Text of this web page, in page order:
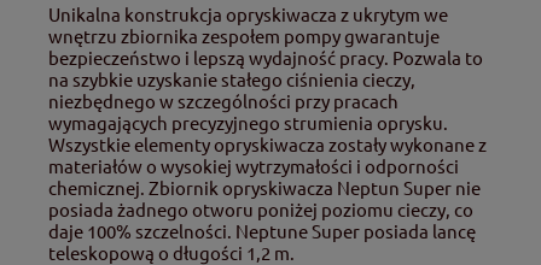
Unikalna konstrukcja opryskiwacza z ukrytym we
wnętrzu zbiornika zespołem pompy gwarantuje
bezpieczeństwo i lepszą wydajność pracy. Pozwala to
na szybkie uzyskanie stałego ciśnienia cieczy,
niezbędnego w szczególności przy pracach
wymagających precyzyjnego strumienia oprysku.
Wszystkie elementy opryskiwacza zostały wykonane z
materiałów o wysokiej wytrzymałości i odporności
chemicznej. Zbiornik opryskiwacza Neptun Super nie
posiada żadnego otworu poniżej poziomu cieczy, co
daje 100% szczelności. Neptune Super posiada lancę
teleskopową o długości 1,2 m.